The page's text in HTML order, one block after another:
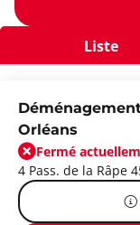
Liste
Orléans
Fermé
4 Pass. de la Râpe